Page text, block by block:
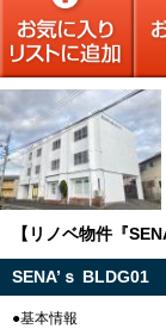
【リノベ物件『
SENA’ｓ BLDG01
●基本情報